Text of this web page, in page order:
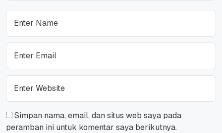
Simpan nama, email, dan situs web saya pada
peramban ini untuk komentar saya berikutnya.